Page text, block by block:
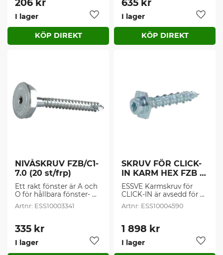
Lägg till i favoriter
I lager
Karmskruv enklare,
snabbare och säkrare.
Lägg
I lager
NIVÅSKRUV FZB/C1-
7.0 (20 st/frp)
Ett rakt fönster är A och
O för hållbara fönster-
och dörrmontage. Med
Nivåskruv säkerställer du
och ersätter behov av
klossar och kilar.
Montaget är enkelt och
ESS10003341
335 kr
Lägg till i favoriter
I lager
SKRUV FÖR CLICK-
IN KARM HEX FZB
7,5X50 (72 st/frp)
ESSVE Karmskruv för
CLICK-IN är avsedd för
montage och infästning
av fönster och dörrar
från CLICK-IN
ESS10004590
1 898 kr
Lägg
I lager